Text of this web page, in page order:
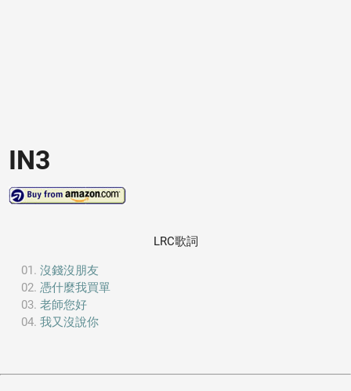
IN3
LRC歌詞
沒錢沒朋友
憑什麼我買單
老師您好
我又沒說你